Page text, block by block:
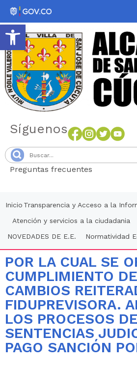
Abrir barra de
Síguenos
Preguntas frecuentes
Inicio Transparencia y Acceso a la
Atención y servicios a la ciudadania
NOVEDADES DE E.E.
Normatividad
POR LA CUAL SE
CUMPLIMIENTO
CAMBIOS
FIDUPREVISORA.
LOS PROCESOS DE
SENTENCIAS
PAGO SANCIÓN